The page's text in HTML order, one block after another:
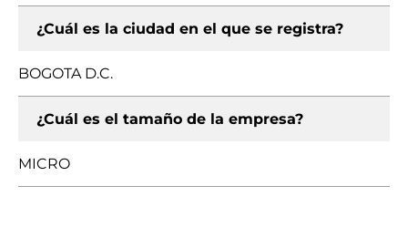
¿Cuál es la ciudad en el que se registra?
BOGOTA D.C.
¿Cuál es el tamaño de la empresa?
MICRO